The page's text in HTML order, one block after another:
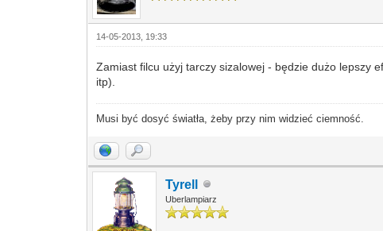
14-05-2013, 19:33
Zamiast filcu użyj tarczy sizalowej - będzie dużo lepszy
itp).
Musi być dosyć światła, żeby przy nim widzieć ciemność.
Tyrell
Uberlampiarz